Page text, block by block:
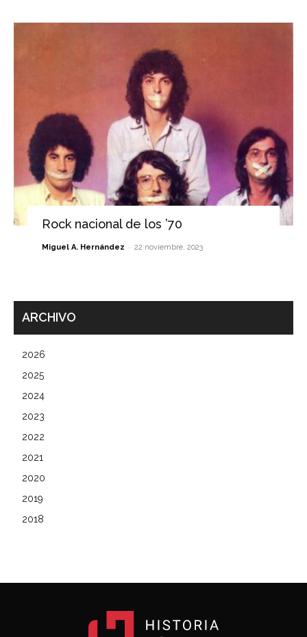
Rock nacional de los ’70
Miguel A. Hernández - 22 noviembre, 2023
ARCHIVO
2026
2025
2024
2023
2022
2021
2020
2019
2018